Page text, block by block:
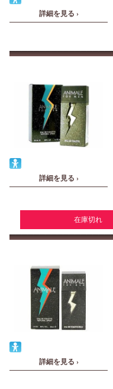
詳細を見る ›
詳細を見る ›
在庫切れ
詳細を見る ›